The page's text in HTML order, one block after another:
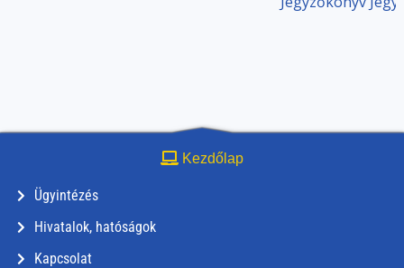
Kezdőlap
Ügyintézés
Hivatalok, hatóságok
Kapcsolat